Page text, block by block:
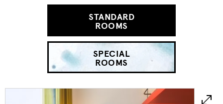
STANDARD
ROOMS
SPECIAL
ROOMS